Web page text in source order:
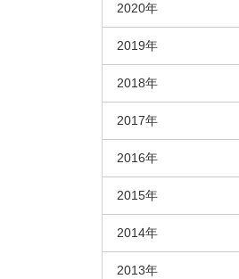
2020年
2019年
2018年
2017年
2016年
2015年
2014年
2013年